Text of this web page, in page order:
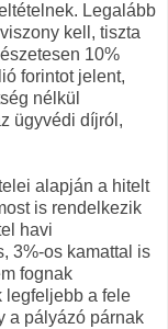
Legalább
kell, tiszta
10%
forintot jelent,
nélkül
ügyvédi díjról,
alapján a hitelt
is rendelkezik
havi
3%-os kamattal is
fognak
legfeljebb a fele
a pályázó párnak